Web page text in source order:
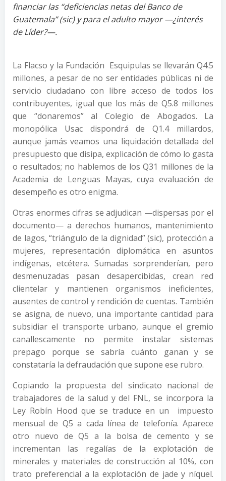
financiar las “deficiencias netas del Banco de
Guatemala” (sic) y para el adulto mayor —¿interés
de Líder?—.
La Flacso y la Fundación Esquipulas se llevarán Q4.5
millones, a pesar de no ser entidades públicas ni de
servicio ciudadano con libre acceso de todos los
contribuyentes, igual que los más de Q5.8 millones
que “donaremos” al Colegio de Abogados. La
monopólica Usac dispondrá de Q1.4 millardos,
aunque jamás veamos una liquidación detallada del
presupuesto que disipa, explicación de cómo lo gasta
o resultados; no hablemos de los Q31 millones de la
Academia de Lenguas Mayas, cuya evaluación de
desempeño es otro enigma.
Otras enormes cifras se adjudican —dispersas por el
documento— a derechos humanos, mantenimiento
de lagos, “triángulo de la dignidad” (sic), protección a
mujeres, representación diplomática en asuntos
indígenas, etcétera. Sumadas sorprenderían, pero
desmenuzadas pasan desapercibidas, crean red
clientelar y mantienen organismos ineficientes,
ausentes de control y rendición de cuentas. También
se asigna, de nuevo, una importante cantidad para
subsidiar el transporte urbano, aunque el gremio
canallescamente no permite instalar sistemas
prepago porque se sabría cuánto ganan y se
constataría la defraudación que supone ese rubro.
Copiando la propuesta del sindicato nacional de
trabajadores de la salud y del FNL, se incorpora la
Ley Robín Hood que se traduce en un impuesto
mensual de Q5 a cada línea de telefonía. Aparece
otro nuevo de Q5 a la bolsa de cemento y se
incrementan las regalías de la explotación de
minerales y materiales de construcción al 10%, con
trato preferencial a la explotación de jade y níquel.